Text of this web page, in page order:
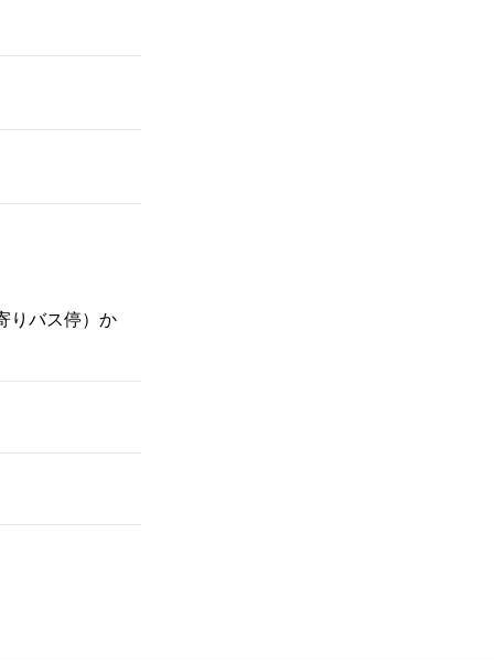
りバス停）か